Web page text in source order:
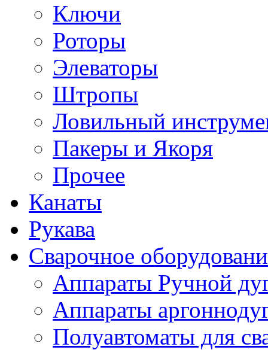
Ключи
Роторы
Элеваторы
Штропы
Ловильный
Пакеры и Якоря
Прочее
Канаты
Рукава
Сварочное
Аппараты Ручной
Аппараты
Полуавтоматы для